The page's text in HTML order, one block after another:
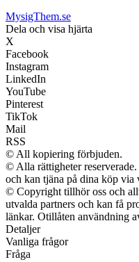
MysigThem.se
Dela och visa hjärta
X
Facebook
Instagram
LinkedIn
YouTube
Pinterest
TikTok
Mail
RSS
© All kopiering förbjuden.
© Alla rättigheter
och kan tjäna på dina köp via
© Copyright tillhör oss och
utvalda partners och kan få
länkar. Otillåten användning
Detaljer
Vanliga frågor
Fråga